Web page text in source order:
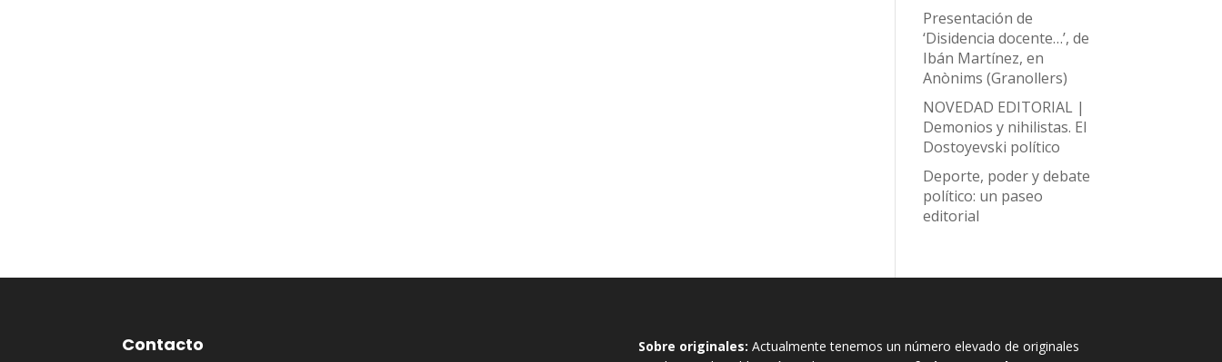
Presentación de
‘Disidencia docente…’, de
Ibán Martínez, en
Anònims (Granollers)
NOVEDAD EDITORIAL |
Demonios y nihilistas. El
Dostoyevski político
Deporte, poder y debate
político: un paseo
editorial
Contacto Sobre originales: Actualmente tenemos un número elevado de originales